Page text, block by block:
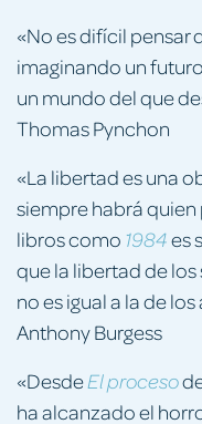
«No es difícil pensar
imaginando un
un mundo del que
Thomas Pynchon
«La libertad es una
siempre habrá
libros como 1984es
que la libertad de
no es igual a la de
Anthony Burgess
«DesdeEl proceso
ha alcanzado el